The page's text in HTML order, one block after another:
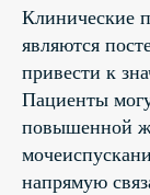
Клинические
являются
привести к
Пациенты
повышенной
напрямую